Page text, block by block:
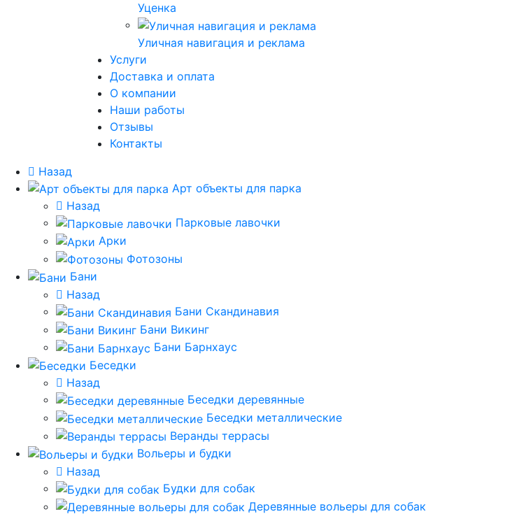
Уценка
Уличная навигация и реклама
Услуги
Доставка и оплата
О компании
Наши работы
Отзывы
Контакты
Назад
Арт объекты для парка
Назад
Парковые лавочки
Арки
Фотозоны
Бани
Назад
Бани Скандинавия
Бани Викинг
Бани Барнхаус
Беседки
Назад
Беседки деревянные
Беседки металлические
Веранды террасы
Вольеры и будки
Назад
Будки для собак
Деревянные вольеры для собак